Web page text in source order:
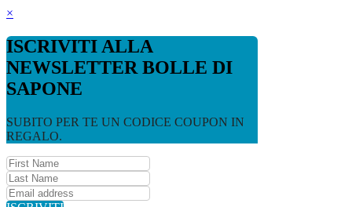
×
ISCRIVITI ALLA
NEWSLETTER BOLLE DI
SAPONE
SUBITO PER TE UN CODICE COUPON IN
REGALO.